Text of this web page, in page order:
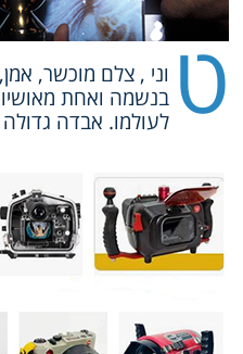
ט וני , צלם מוכשר,
בנשמה ואחת
לעולמו. אבדה